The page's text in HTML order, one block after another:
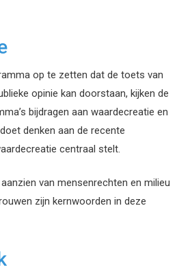
op te zetten dat de toets van
opinie kan doorstaan, kijken de
bijdragen aan waardecreatie en
denken aan de recente
centraal stelt.
van mensenrechten en milieu
zijn kernwoorden in deze